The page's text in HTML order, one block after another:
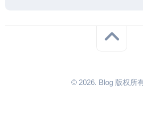
© 2026. Blog 版权所有